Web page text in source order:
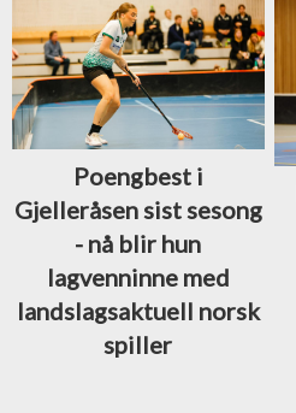
Poengbest i
Gjelleråsen sist sesong
- nå blir hun
lagvenninne med
landslagsaktuell norsk
spiller